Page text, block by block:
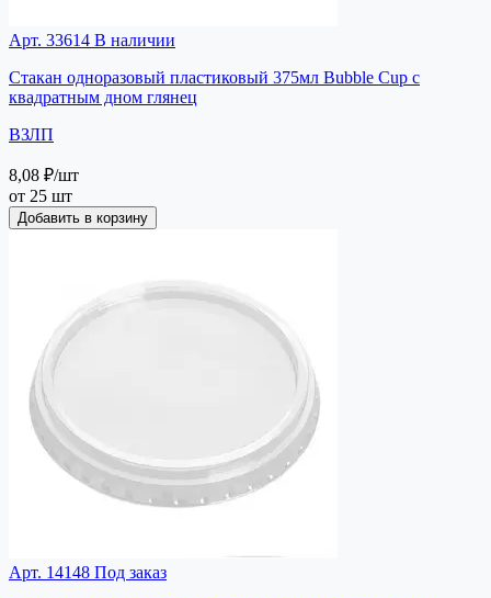
Арт. 33614 В наличии
Стакан одноразовый пластиковый 375мл Bubble Cup с
квадратным дном глянец
ВЗЛП
8,08 ₽/шт
от 25 шт
Добавить в корзину
Арт. 14148 Под заказ